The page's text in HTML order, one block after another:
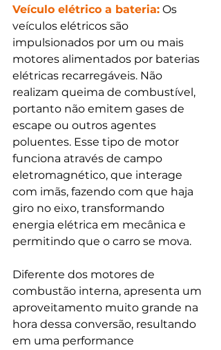
Veículo elétrico a bateria: Os
veículos elétricos são
impulsionados por um ou mais
motores alimentados por baterias
elétricas recarregáveis. Não
realizam queima de combustível,
portanto não emitem gases de
escape ou outros agentes
poluentes. Esse tipo de motor
funciona através de campo
eletromagnético, que interage
com imãs, fazendo com que haja
giro no eixo, transformando
energia elétrica em mecânica e
permitindo que o carro se mova.
Diferente dos motores de
combustão interna, apresenta um
aproveitamento muito grande na
hora dessa conversão, resultando
em uma performance